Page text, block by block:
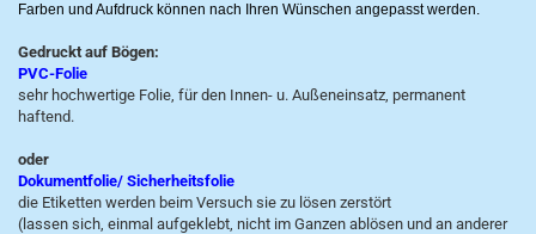
Farben und Aufdruck können nach Ihren Wünschen angepasst werden.
Gedruckt auf Bögen:
PVC-Folie
sehr hochwertige Folie, für den Innen- u. Außeneinsatz, permanent
haftend.
oder
Dokumentfolie/ Sicherheitsfolie
die Etiketten werden beim Versuch sie zu lösen zerstört
(lassen sich, einmal aufgeklebt, nicht im Ganzen ablösen und an anderer